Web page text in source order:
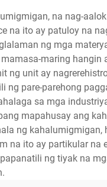
na nag-
na ito ay patuloy na
ng mga
maring hangin
ng unit ay
pare-parehong
sa mga
mapahusay ang
ng kahalumigmigan,
na ito ay partikular na
ng tiyak na